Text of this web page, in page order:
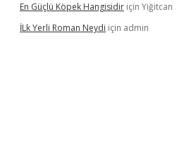
En Güçlü Köpek Hangisidir için Yiğitcan
İLk Yerli Roman Neydi için admin